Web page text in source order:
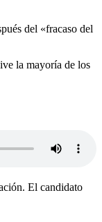
del «fracaso del
la mayoría de los
El candidato